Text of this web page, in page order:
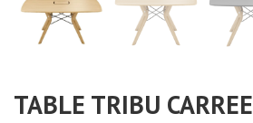
TABLE TRIBU CARREE